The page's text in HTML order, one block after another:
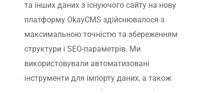
та інших даних з існуючого сайту на нову
платформу OkayCMS здійснювалося з
максимальною точністю та збереженням
структури і SEO-параметрів. Ми
використовували автоматизовані
інструменти для імпорту даних, а також